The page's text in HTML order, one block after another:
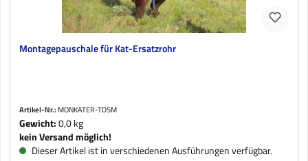
Montagepauschale für Kat-Ersatzrohr
Artikel-Nr.: MONKATER-TD5M
Gewicht:0,0 kg
kein Versand möglich!
Dieser Artikel ist in verschiedenen Ausführungen verfügbar.